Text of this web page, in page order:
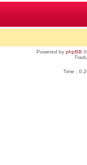
Powered by phpBB
Time :